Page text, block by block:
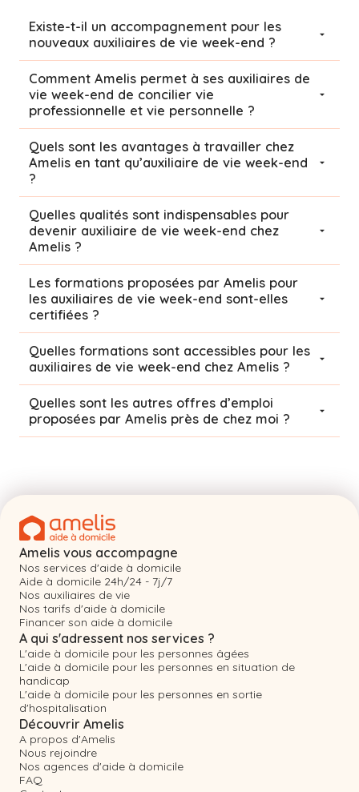
Existe-t-il un accompagnement pour les
nouveaux auxiliaires de vie week-end ?
Comment Amelis permet à ses auxiliaires de
vie week-end de concilier vie
professionnelle et vie personnelle ?
Quels sont les avantages à travailler chez
Amelis en tant qu’auxiliaire de vie week-end
?
Quelles qualités sont indispensables pour
devenir auxiliaire de vie week-end chez
Amelis ?
Les formations proposées par Amelis pour
les auxiliaires de vie week-end sont-elles
certifiées ?
Quelles formations sont accessibles pour les
auxiliaires de vie week-end chez Amelis ?
Quelles sont les autres offres d’emploi
proposées par Amelis près de chez moi ?
Amelis vous accompagne
Nos services d'aide à domicile
Aide à domicile 24h/24 - 7j/7
Nos auxiliaires de vie
Nos tarifs d'aide à domicile
Financer son aide à domicile
A qui s'adressent nos services ?
L'aide à domicile pour les personnes âgées
L'aide à domicile pour les personnes en situation de
handicap
L'aide à domicile pour les personnes en sortie
d'hospitalisation
Découvrir Amelis
A propos d'Amelis
Nous rejoindre
Nos agences d'aide à domicile
FAQ